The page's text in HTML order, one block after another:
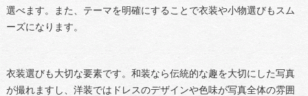
選べます。また、テーマを明確にすることで衣装や小物選びもスム
ーズになります。
衣装選びも大切な要素です。和装なら伝統的な趣を大切にした写真
が撮れますし、洋装ではドレスのデザインや色味が写真全体の雰囲